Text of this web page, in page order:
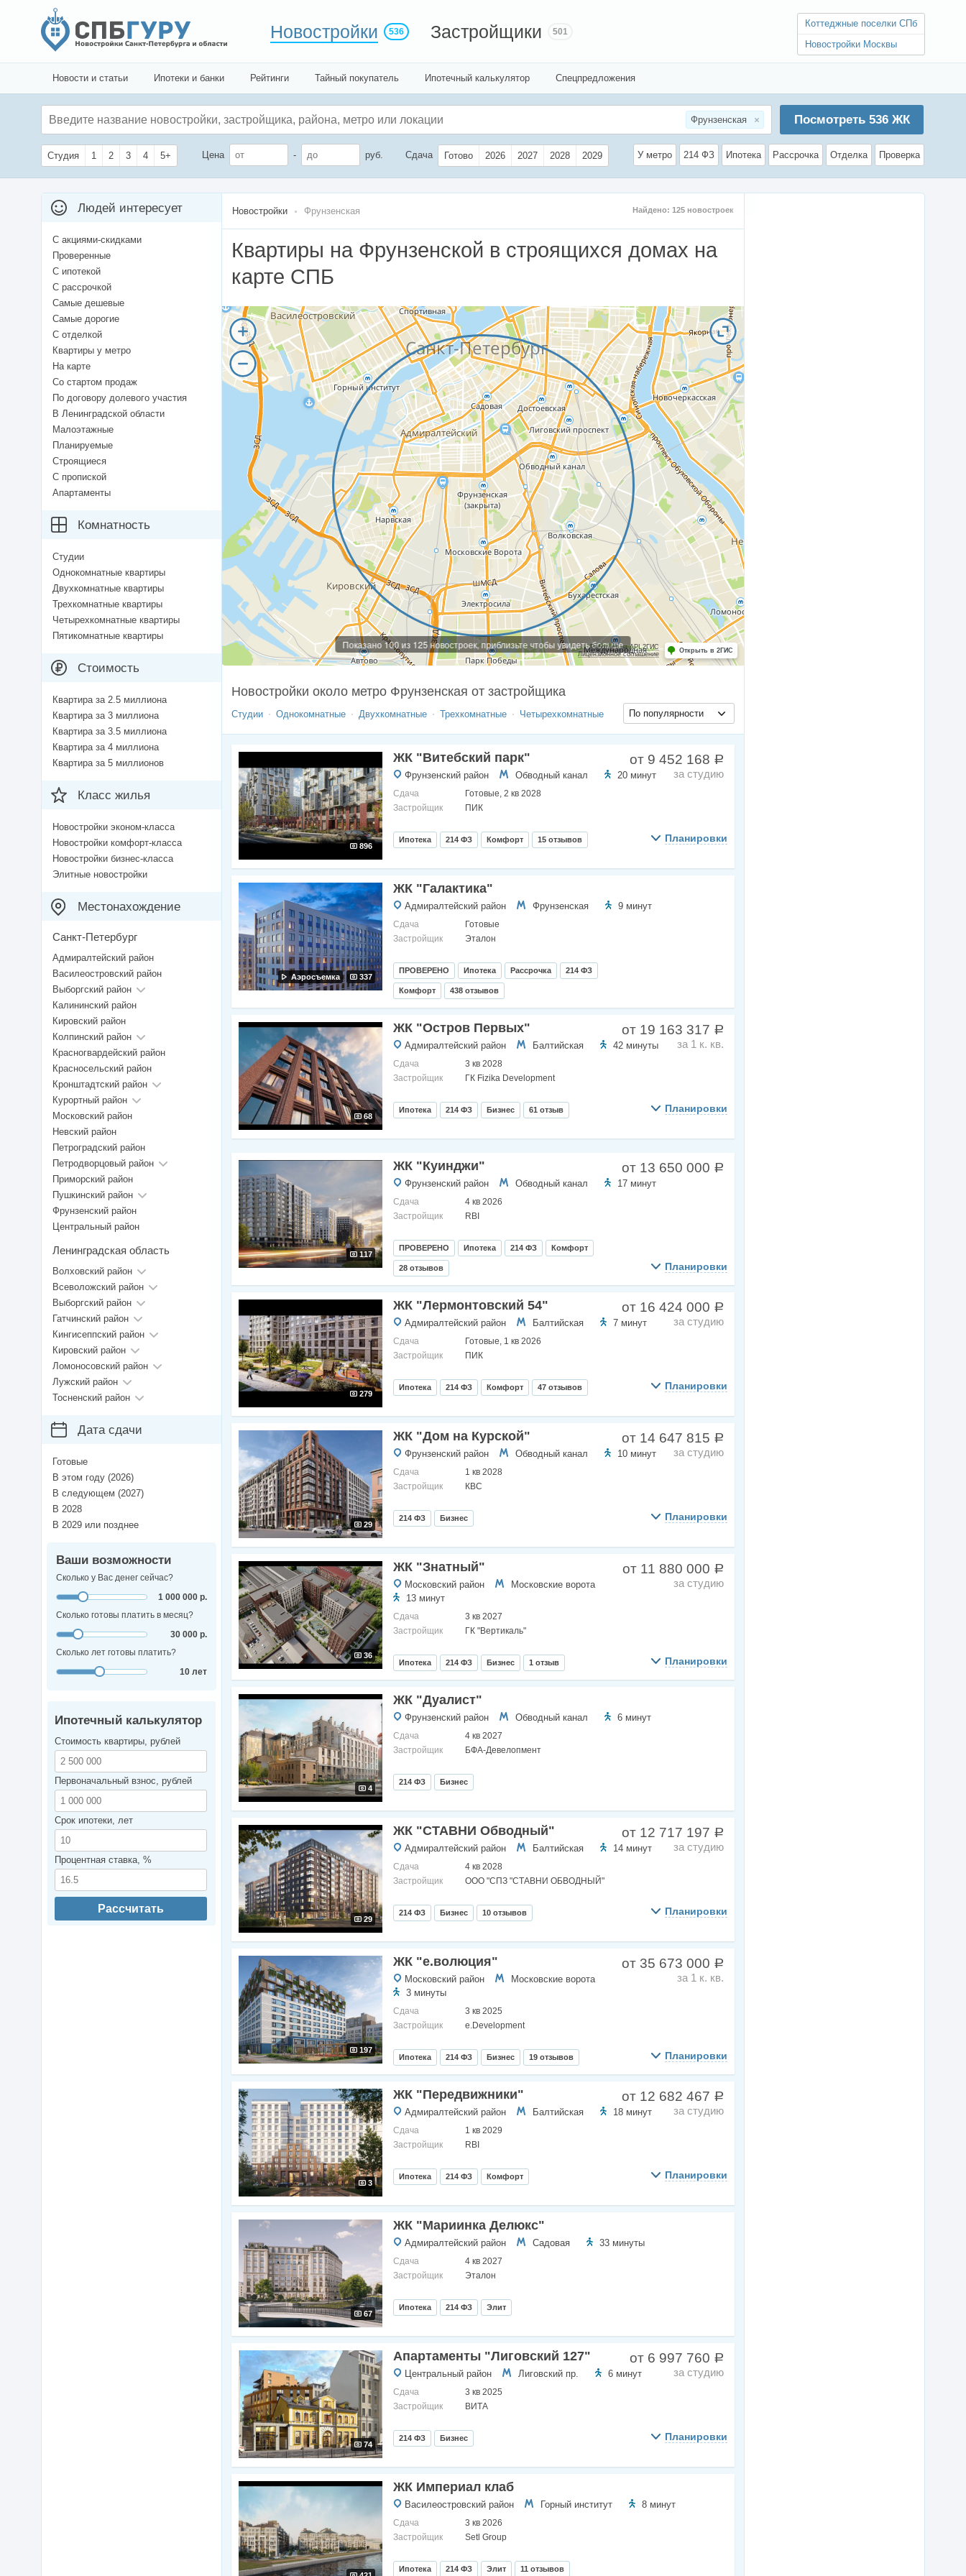
Новостройки 536 Застройщики 501
Коттеджные поселки СПб
Новостройки Москвы
Новости и статьи Ипотеки и банки Рейтинги Тайный покупатель Ипотечный калькулятор Спецпредложения
Фрунзенская Посмотреть 536ЖК
Студия 1 2 3 4 5+ Цена - руб. Сдача Готово 2026 2027 2028 2029 У метро 214 ФЗ Ипотека Рассрочка Отделка Проверка
Найдено: 125 новостроек
Новостройки Фрунзенская
Квартиры на Фрунзенской в строящихся домах на
карте СПБ
Работает на API 2ГИС
Лицензионное соглашение
Открыть в 2ГИС
Показано 100 из 125 новостроек, приблизьте чтобы увидеть больше
Новостройки около метро Фрунзенская от застройщика
По популярности
Студии Однокомнатные Двухкомнатные Трехкомнатные Четырехкомнатные
896
от 9 452 168 a
за студию
ЖК "Витебский парк"
Фрунзенский район Обводный канал 20 минут
Сдача
Готовые, 2 кв 2028
Застройщик
ПИК
Ипотека 214 ФЗ Комфорт 15 отзывов Планировки
337
Аэросъемка
ЖК "Галактика"
Адмиралтейский район Фрунзенская 9 минут
Сдача
Готовые
Застройщик
Эталон
ПРОВЕРЕНО Ипотека Рассрочка 214 ФЗ
Комфорт 438 отзывов
68
от 19 163 317 a
за 1 к. кв.
ЖК "Остров Первых"
Адмиралтейский район Балтийская 42 минуты
Сдача
3 кв 2028
Застройщик
ГК Fizika Development
Ипотека 214 ФЗ Бизнес 61 отзыв Планировки
117
от 13 650 000 a
ЖК "Куинджи"
Фрунзенский район Обводный канал 17 минут
Сдача
4 кв 2026
Застройщик
RBI
ПРОВЕРЕНО Ипотека 214 ФЗ Комфорт
28 отзывов Планировки
279
от 16 424 000 a
за студию
ЖК "Лермонтовский 54"
Адмиралтейский район Балтийская 7 минут
Сдача
Готовые, 1 кв 2026
Застройщик
ПИК
Ипотека 214 ФЗ Комфорт 47 отзывов Планировки
29
от 14 647 815 a
за студию
ЖК "Дом на Курской"
Фрунзенский район Обводный канал 10 минут
Сдача
1 кв 2028
Застройщик
КВС
214 ФЗ Бизнес Планировки
36
от 11 880 000 a
за студию
ЖК "Знатный"
Московский район
Московские ворота
13 минут
Сдача
3 кв 2027
Застройщик
ГК "Вертикаль"
Ипотека 214 ФЗ Бизнес 1 отзыв Планировки
4
ЖК "Дуалист"
Фрунзенский район Обводный канал 6 минут
Сдача
4 кв 2027
Застройщик
БФА-Девелопмент
214 ФЗ Бизнес
29
от 12 717 197 a
за студию
ЖК "СТАВНИ Обводный"
Адмиралтейский район Балтийская 14 минут
Сдача
4 кв 2028
Застройщик
ООО "СПЗ "СТАВНИ ОБВОДНЫЙ"
214 ФЗ Бизнес 10 отзывов Планировки
197
от 35 673 000 a
за 1 к. кв.
ЖК "е.волюция"
Московский район
Московские ворота
3 минуты
Сдача
3 кв 2025
Застройщик
e.Development
Ипотека 214 ФЗ Бизнес 19 отзывов Планировки
3
от 12 682 467 a
за студию
ЖК "Передвижники"
Адмиралтейский район Балтийская 18 минут
Сдача
1 кв 2029
Застройщик
RBI
Ипотека 214 ФЗ Комфорт Планировки
67
ЖК "Мариинка Делюкс"
Адмиралтейский район Садовая 33 минуты
Сдача
4 кв 2027
Застройщик
Эталон
Ипотека 214 ФЗ Элит
74
от 6 997 760 a
за студию
Апартаменты "Лиговский 127"
Центральный район Лиговский пр. 6 минут
Сдача
3 кв 2025
Застройщик
ВИТА
214 ФЗ Бизнес Планировки
ЖК Империал клаб
Василеостровский район Горный институт 8 минут
Сдача
3 кв 2026
Застройщик
Setl Group
Ипотека 214 ФЗ Элит 11 отзывов
Людей интересует
С акциями-скидками
Проверенные
С ипотекой
С рассрочкой
Самые дешевые
Самые дорогие
С отделкой
Квартиры у метро
На карте
Со стартом продаж
По договору долевого участия
В Ленинградской области
Малоэтажные
Планируемые
Строящиеся
С пропиской
Апартаменты
Комнатность
Студии
Однокомнатные квартиры
Двухкомнатные квартиры
Трехкомнатные квартиры
Четырехкомнатные квартиры
Пятикомнатные квартиры
Стоимость
Квартира за 2.5 миллиона
Квартира за 3 миллиона
Квартира за 3.5 миллиона
Квартира за 4 миллиона
Квартира за 5 миллионов
Класс жилья
Новостройки эконом-класса
Новостройки комфорт-класса
Новостройки бизнес-класса
Элитные новостройки
Местонахождение
Санкт-Петербург
Адмиралтейский район
Василеостровский район
Выборгский район
Калининский район
Кировский район
Колпинский район
Красногвардейский район
Красносельский район
Кронштадтский район
Курортный район
Московский район
Невский район
Петроградский район
Петродворцовый район
Приморский район
Пушкинский район
Фрунзенский район
Центральный район
Ленинградская область
Волховский район
Всеволожский район
Выборгский район
Гатчинский район
Кингисеппский район
Кировский район
Ломоносовский район
Лужский район
Тосненский район
Дата сдачи
Готовые
В этом году (2026)
В следующем (2027)
В 2028
В 2029 или позднее
Ваши возможности
Сколько у Вас денег сейчас?
1 000 000 р.
Сколько готовы платить в месяц?
30 000 р.
Сколько лет готовы платить?
10 лет
Ипотечный калькулятор
Стоимость квартиры, рублей
Первоначальный взнос, рублей
Срок ипотеки, лет
Процентная ставка, %
Рассчитать